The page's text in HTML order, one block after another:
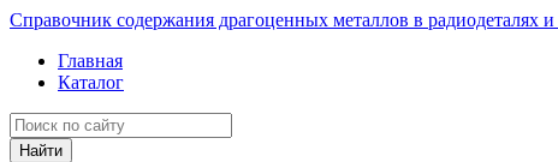
Справочник содержания драгоценных металлов в радиодеталях и
Главная
Каталог
Найти